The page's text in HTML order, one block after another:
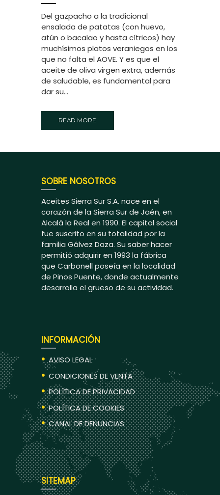
Del gazpacho a la tradicional
ensalada de patatas (con huevo,
atún o bacalao y hasta cítricos) hay
muchísimos platos veraniegos en los
que no falta el AOVE. Y es que el
aceite de oliva virgen extra, además
de saludable, es fundamental para
dar su...
READ MORE
SOBRE NOSOTROS
Aceites Sierra Sur S.A. nace en el
corazón de la Sierra Sur de Jaén, en
Alcalá la Real en 1990. El capital social
fue suscrito en su totalidad por la
familia Gálvez Daza. Su saber hacer
permitió adquirir en 1993 la fábrica
que Carbonell poseía en la localidad
de Pinos Puente, donde actualmente
desarrolla el grueso de su actividad.
INFORMACIÓN
AVISO LEGAL
CONDICIONES DE VENTA
POLÍTICA DE PRIVACIDAD
POLÍTICA DE COOKIES
CANAL DE DENUNCIAS
SITEMAP